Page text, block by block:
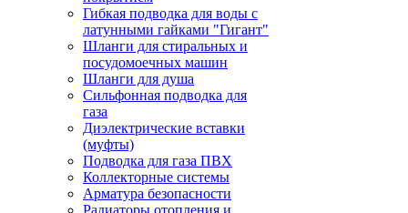
Гибкая подводка для воды с
латунными гайками "Гигант"
Шланги для стиральных и
посудомоечных машин
Шланги для душа
Сильфонная подводка для
газа
Диэлектрические вставки
(муфты)
Подводка для газа ПВХ
Коллекторные системы
Арматура безопасности
Радиаторы отопления и